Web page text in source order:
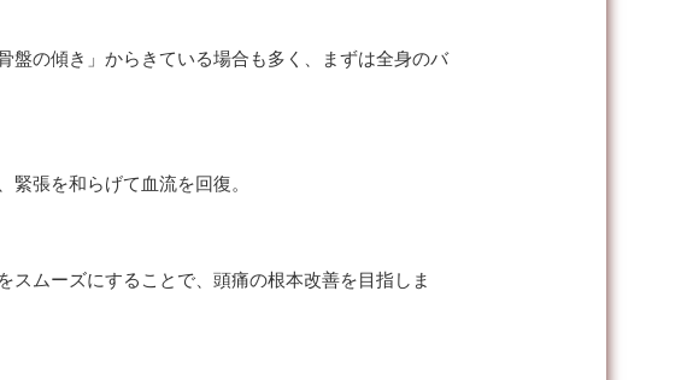
盤の傾き」からきている場合も多く、まずは全身のバ
緊張を和らげて血流を回復。
スムーズにすることで、頭痛の根本改善を目指しま